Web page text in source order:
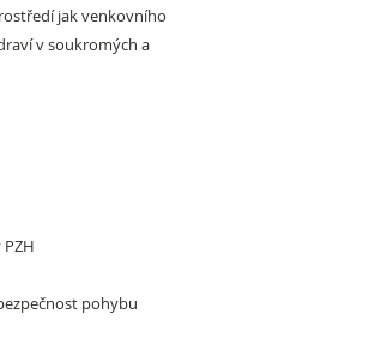
jak venkovního
v soukromých a
pohybu